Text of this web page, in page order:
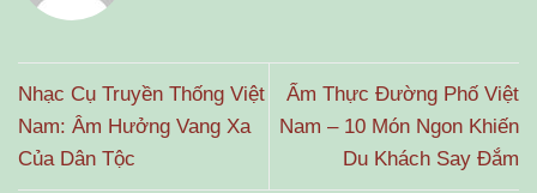
Nhạc Cụ Truyền Thống Việt
Nam: Âm Hưởng Vang Xa
Của Dân Tộc
Ẩm Thực Đường Phố Việt
Nam – 10 Món Ngon Khiến
Du Khách Say Đắm